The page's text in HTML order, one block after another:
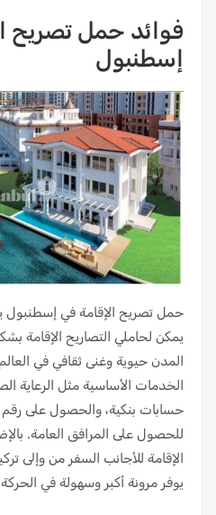
فوائد حمل تصريح
إسطنبول
حمل تصريح الإقامة في إسطنبول
يمكن لحاملي التصاريح الإقامة
المدن حيوية وغنى ثقافي في
الخدمات الأساسية مثل الرعاية
حسابات بنكية، والحصول على
للحصول على المرافق العامة.
الإقامة للأجانب السفر من وإلى
يوفر مرونة أكبر وسهولة في